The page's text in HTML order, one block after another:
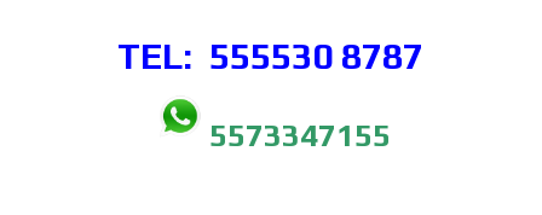
TEL: 555530 8787
5573347155